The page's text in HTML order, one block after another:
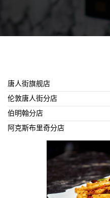
唐人街旗舰店
伦敦唐人街分店
伯明翰分店
阿克斯布里奇分店